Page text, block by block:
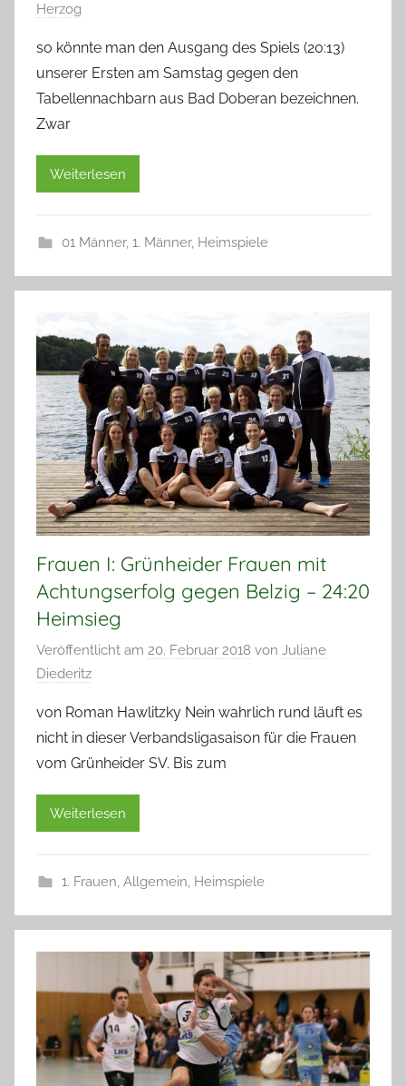
Herzog
so könnte man den Ausgang des Spiels (20:13)
unserer Ersten am Samstag gegen den
Tabellennachbarn aus Bad Doberan bezeichnen.
Zwar
Weiterlesen
01 Männer, 1. Männer, Heimspiele
Frauen I: Grünheider Frauen mit
Achtungserfolg gegen Belzig – 24:20
Heimsieg
Veröffentlicht am 20. Februar 2018 von Juliane
Diederitz
von Roman Hawlitzky Nein wahrlich rund läuft es
nicht in dieser Verbandsligasaison für die Frauen
vom Grünheider SV. Bis zum
Weiterlesen
1. Frauen, Allgemein, Heimspiele